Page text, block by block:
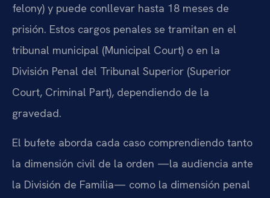
felony) y puede conllevar hasta 18 meses de
prisión. Estos cargos penales se tramitan en el
tribunal municipal (Municipal Court) o en la
División Penal del Tribunal Superior (Superior
Court, Criminal Part), dependiendo de la
gravedad.
El bufete aborda cada caso comprendiendo tanto
la dimensión civil de la orden —la audiencia ante
la División de Familia— como la dimensión penal